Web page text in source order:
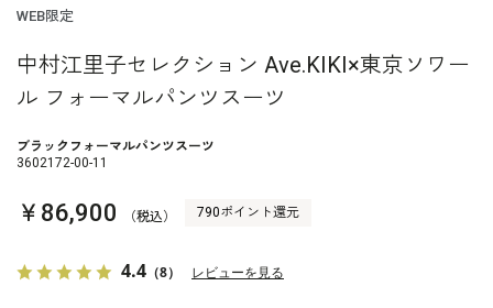
WEB限定
中村江里子セレクション Ave.KIKI×東京ソワー
ル フォーマルパンツスーツ
ブラックフォーマルパンツスーツ
3602172-00-11
￥86,900 （税込） 790ポイント還元
4.4 （8） レビューを見る